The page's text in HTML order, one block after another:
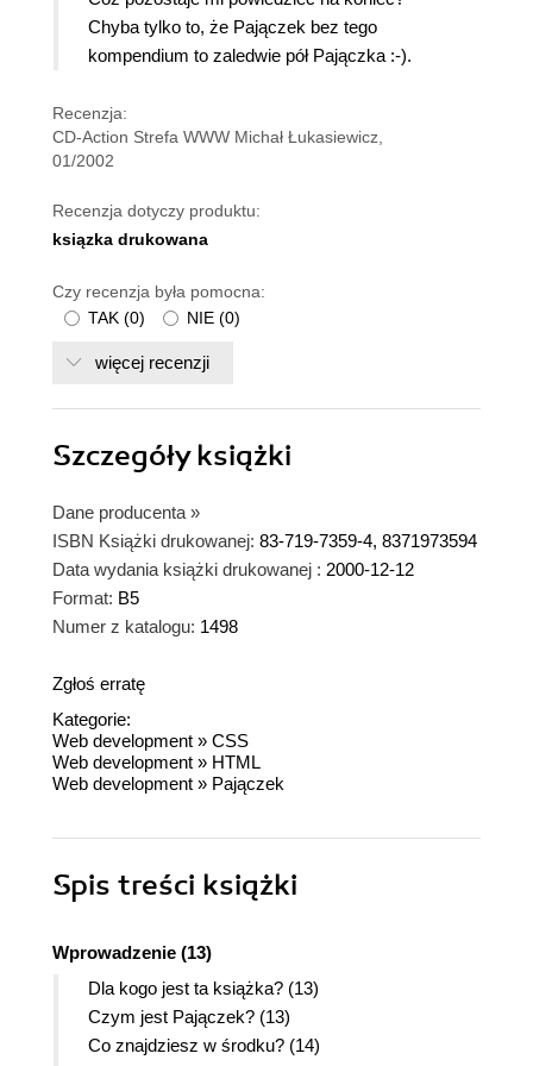
Chyba tylko to, że Pajączek bez tego
kompendium to zaledwie pół Pajączka :-).
Recenzja:
CD-Action Strefa WWW Michał Łukasiewicz,
01/2002
Recenzja dotyczy produktu:
ksiązka drukowana
Czy recenzja była pomocna:
TAK (0) NIE (0)
więcej recenzji
Szczegółyksiążki
Dane producenta »
ISBN Książki drukowanej: 83-719-7359-4, 8371973594
Data wydania książki drukowanej : 2000-12-12
Format: B5
Numer z katalogu: 1498
Zgłoś erratę
Kategorie:
Web development » CSS
Web development » HTML
Web development » Pajączek
Spis treści książki
Wprowadzenie (13)
Dla kogo jest ta książka? (13)
Czym jest Pajączek? (13)
Co znajdziesz w środku? (14)